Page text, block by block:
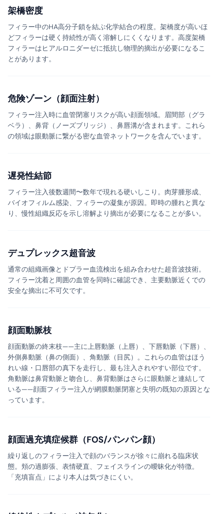
架橋密度
フィラー中のHA高分子鎖を結ぶ化学結合の程度。架橋度が高いほ
どフィラーは硬く持続性が高く溶解しにくくなります。高度架橋
フィラーはヒアルロニダーゼに抵抗し物理的摘出が必要になるこ
とがあります。
危険ゾーン（顔面注射）
フィラー注入時に血管閉塞リスクが高い顔面領域。眉間部（グラ
ベラ）、鼻背（ノーズブリッジ）、鼻唇溝が含まれます。これら
の領域は眼動脈に繋がる密な血管ネットワークを含んでいます。
遅発性結節
フィラー注入後数週間〜数年で現れる硬いしこり。肉芽腫形成、
バイオフィルム感染、フィラーの凝集が原因。即時の腫れと異な
り、慢性組織反応を示し溶解より摘出が必要になることが多い。
デュプレックス超音波
通常の組織画像とドプラー血流検出を組み合わせた超音波技術。
フィラー沈着と周囲の血管を同時に確認でき、主要動脈近くでの
安全な摘出に不可欠です。
顔面動脈枝
顔面動脈の終末枝——主に上唇動脈（上唇）、下唇動脈（下唇）、
外側鼻動脈（鼻の側面）、角動脈（目尻）。これらの血管はほう
れい線・口唇部の真下を走行し、最も注入されやすい部位です。
角動脈は鼻背動脈と吻合し、鼻背動脈はさらに眼動脈と連結して
いる——顔面フィラー注入が網膜動脈閉塞と失明の既知の原因とな
っています。
顔面過充填症候群（FOS/パンパン顔）
繰り返しのフィラー注入で顔のバランスが徐々に崩れる臨床状
態。頬の過膨張、表情硬直、フェイスラインの曖昧化が特徴。
「充填盲点」により本人は気づきにくい。